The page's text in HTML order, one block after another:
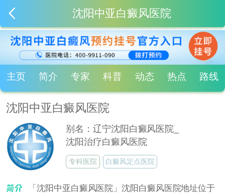
沈阳中亚白癜风医院
主页 简介 专家 科普 动态 热点 路线
沈阳中亚白癜风医院
别名：辽宁沈阳白癜风医院_
沈阳治疗白癜风医院
专科医院 白癜风定点医院
「沈阳中亚白癜风医院」沈阳白癜风医院地址位于